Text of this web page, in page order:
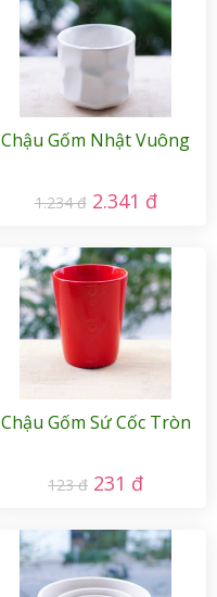
Chậu Gốm Nhật Vuông
1.234 đ 2.341 đ
Chậu Gốm Sứ Cốc Tròn
123 đ 231 đ